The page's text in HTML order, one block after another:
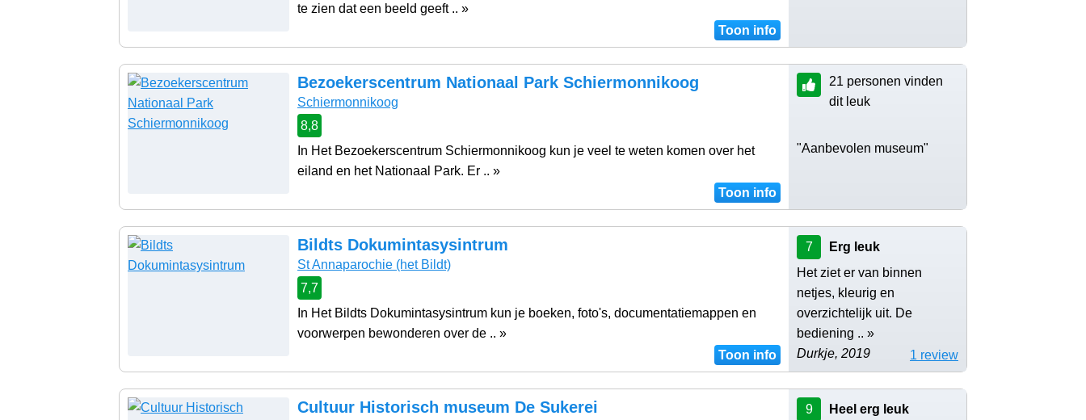
te zien dat een beeld geeft .. »
Toon info
Bezoekerscentrum Nationaal Park Schiermonnikoog
Schiermonnikoog
8,8
In Het Bezoekerscentrum Schiermonnikoog kun je veel te weten komen over het
eiland en het Nationaal Park. Er .. »
Toon info
21 personen vinden
dit leuk
"Aanbevolen museum"
Bildts Dokumintasysintrum
St Annaparochie (het Bildt)
7,7
In Het Bildts Dokumintasysintrum kun je boeken, foto's, documentatiemappen en
voorwerpen bewonderen over de .. »
Toon info
7
Erg leuk
Het ziet er van binnen
netjes, kleurig en
overzichtelijk uit. De
bediening .. »
Durkje, 2019
1 review
Cultuur Historisch museum De Sukerei 9
Heel erg leuk